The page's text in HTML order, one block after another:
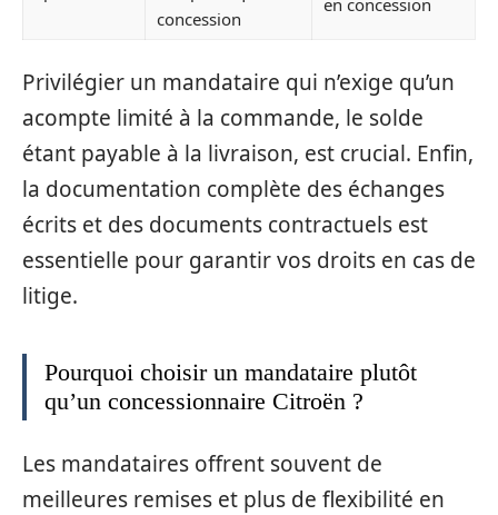
concession
Privilégier un mandataire qui n’exige qu’un
acompte limité à la commande, le solde
étant payable à la livraison, est crucial. Enfin,
la documentation complète des échanges
écrits et des documents contractuels est
essentielle pour garantir vos droits en cas de
litige.
Pourquoi choisir un mandataire plutôt
qu’un concessionnaire Citroën ?
Les mandataires offrent souvent de
meilleures remises et plus de flexibilité en